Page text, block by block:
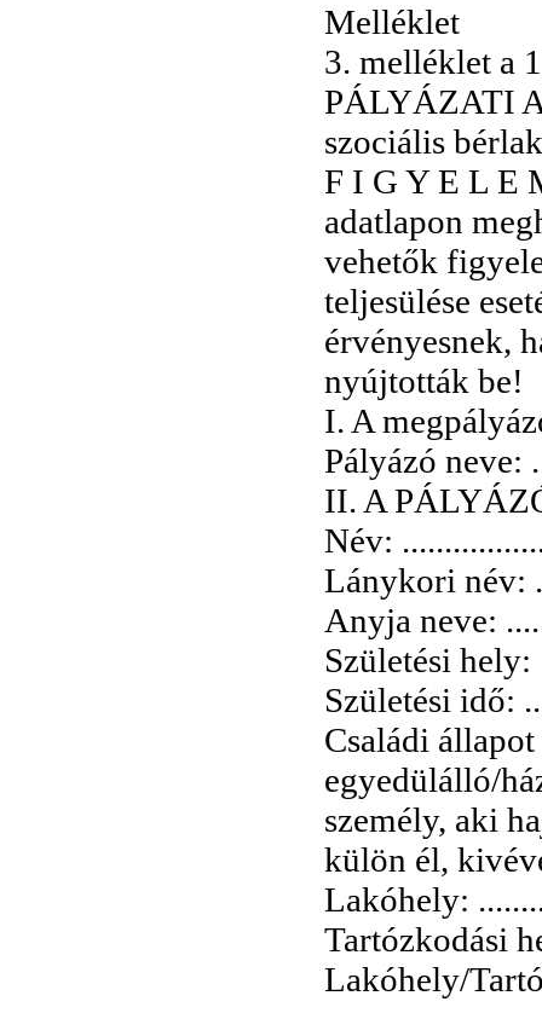
Melléklet
3. melléklet a
PÁLYÁZATI
szociális
F I G Y E L E
adatlapon
vehetők
teljesülése
érvényesnek,
nyújtották be!
I. A
Pályázó neve:
II. A
Név:
Lánykori név:
Anyja neve:
Születési hely:
Születési idő:
Családi
egyedülálló/
személy, aki
külön él,
Lakóhely:
Tartózkodási
Lakóhely/